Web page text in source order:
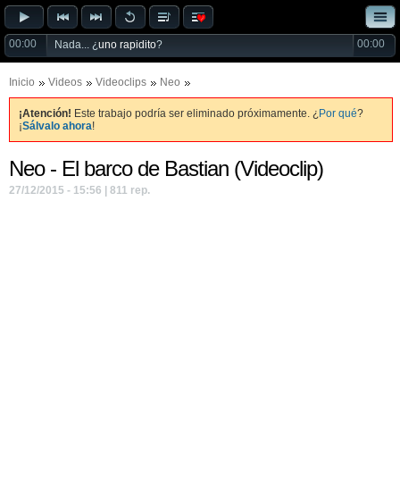
00:00 Nada... ¿uno rapidito? 00:00
Inicio Videos Videoclips Neo
¡Atención! Este trabajo podría ser eliminado próximamente. ¿Por qué?
¡Sálvalo ahora!
Neo - El barco de Bastian (Videoclip)
27/12/2015 - 15:56 | 811 rep.